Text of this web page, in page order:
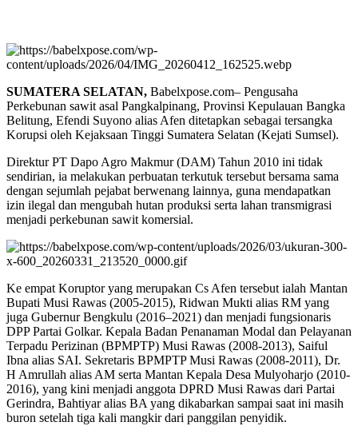
SUMATERA SELATAN, Babelxpose.com– Pengusaha
Perkebunan sawit asal Pangkalpinang, Provinsi Kepulauan Bangka
Belitung, Efendi Suyono alias Afen ditetapkan sebagai tersangka
Korupsi oleh Kejaksaan Tinggi Sumatera Selatan (Kejati Sumsel).
Direktur PT Dapo Agro Makmur (DAM) Tahun 2010 ini tidak
sendirian, ia melakukan perbuatan terkutuk tersebut bersama sama
dengan sejumlah pejabat berwenang lainnya, guna mendapatkan
izin ilegal dan mengubah hutan produksi serta lahan transmigrasi
menjadi perkebunan sawit komersial.
Ke empat Koruptor yang merupakan Cs Afen tersebut ialah Mantan
Bupati Musi Rawas (2005-2015), Ridwan Mukti alias RM yang
juga Gubernur Bengkulu (2016–2021) dan menjadi fungsionaris
DPP Partai Golkar. Kepala Badan Penanaman Modal dan Pelayanan
Terpadu Perizinan (BPMPTP) Musi Rawas (2008-2013), Saiful
Ibna alias SAI. Sekretaris BPMPTP Musi Rawas (2008-2011), Dr.
H Amrullah alias AM serta Mantan Kepala Desa Mulyoharjo (2010-
2016), yang kini menjadi anggota DPRD Musi Rawas dari Partai
Gerindra, Bahtiyar alias BA yang dikabarkan sampai saat ini masih
buron setelah tiga kali mangkir dari panggilan penyidik.